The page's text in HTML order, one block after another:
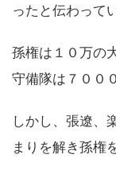
ったと伝わって
孫権は１０万の
守備隊は７００
しかし、張遼、
まりを解き孫権